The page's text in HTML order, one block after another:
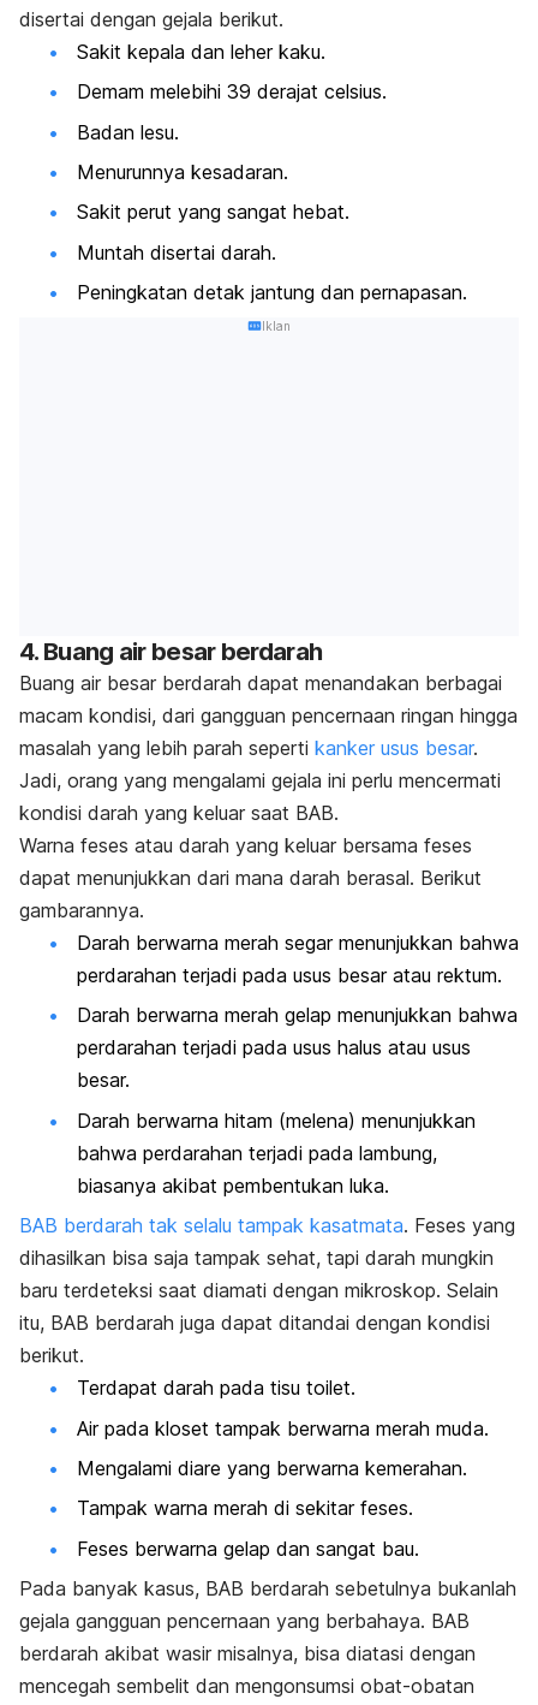
disertai dengan gejala berikut.
Sakit kepala dan leher kaku.
Demam melebihi 39 derajat celsius.
Badan lesu.
Menurunnya kesadaran.
Sakit perut yang sangat hebat.
Muntah disertai darah.
Peningkatan detak jantung dan pernapasan.
Iklan
4. Buang air besar berdarah
Buang air besar berdarah dapat menandakan berbagai
macam kondisi, dari gangguan pencernaan ringan hingga
masalah yang lebih parah seperti kanker usus besar.
Jadi, orang yang mengalami gejala ini perlu mencermati
kondisi darah yang keluar saat BAB.
Warna feses atau darah yang keluar bersama feses
dapat menunjukkan dari mana darah berasal. Berikut
gambarannya.
Darah berwarna merah segar menunjukkan bahwa
perdarahan terjadi pada usus besar atau rektum.
Darah berwarna merah gelap menunjukkan bahwa
perdarahan terjadi pada usus halus atau usus
besar.
Darah berwarna hitam (melena) menunjukkan
bahwa perdarahan terjadi pada lambung,
biasanya akibat pembentukan luka.
BAB berdarah tak selalu tampak kasatmata. Feses yang
dihasilkan bisa saja tampak sehat, tapi darah mungkin
baru terdeteksi saat diamati dengan mikroskop. Selain
itu, BAB berdarah juga dapat ditandai dengan kondisi
berikut.
Terdapat darah pada tisu toilet.
Air pada kloset tampak berwarna merah muda.
Mengalami diare yang berwarna kemerahan.
Tampak warna merah di sekitar feses.
Feses berwarna gelap dan sangat bau.
Pada banyak kasus, BAB berdarah sebetulnya bukanlah
gejala gangguan pencernaan yang berbahaya. BAB
berdarah akibat wasir misalnya, bisa diatasi dengan
mencegah sembelit dan mengonsumsi obat-obatan